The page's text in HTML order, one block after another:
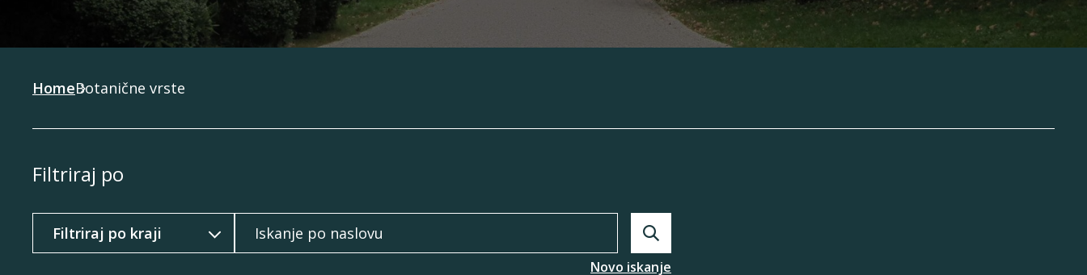
HomeBotanične vrste
Filtriraj po
Search
Novo iskanje